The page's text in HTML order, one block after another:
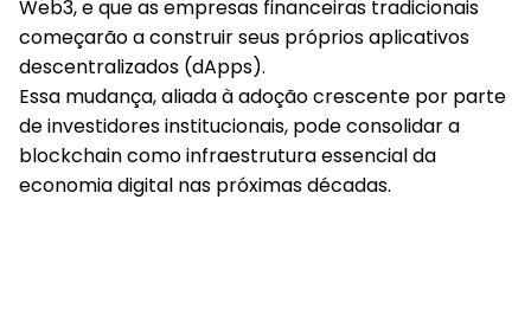
Web3, e que as empresas financeiras tradicionais
começarão a construir seus próprios aplicativos
descentralizados (dApps).
Essa mudança, aliada à adoção crescente por parte
de investidores institucionais, pode consolidar a
blockchain como infraestrutura essencial da
economia digital nas próximas décadas.